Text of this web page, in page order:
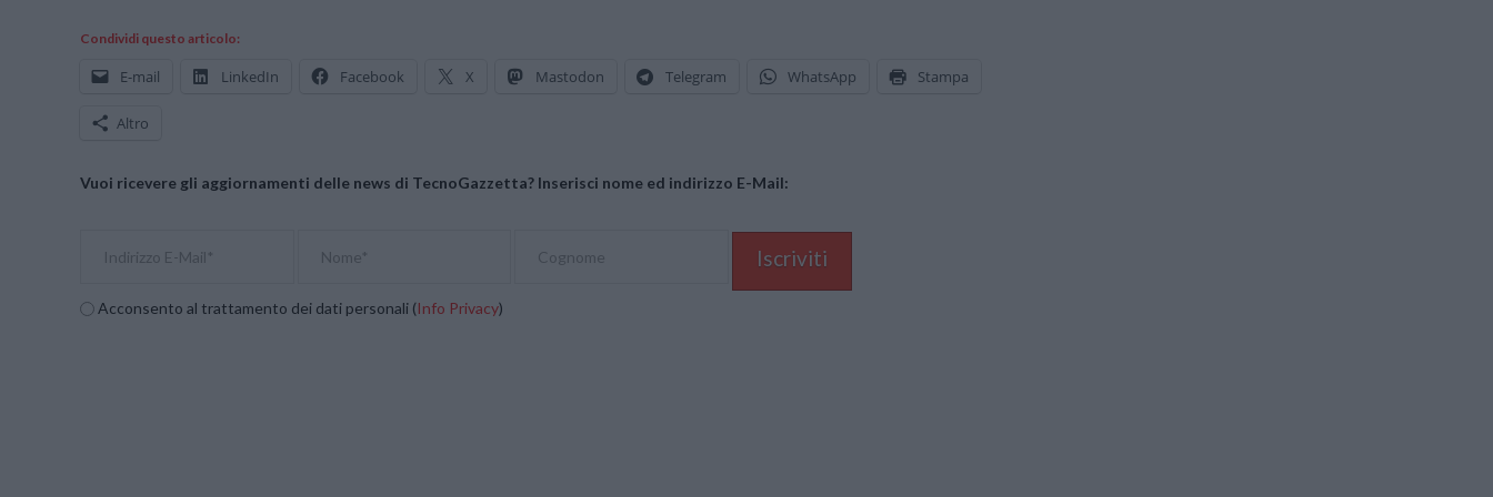
Condividi questo articolo:
E-mail LinkedIn Facebook X Mastodon Telegram WhatsApp Stampa
Altro
Vuoi ricevere gli aggiornamenti delle news di TecnoGazzetta? Inserisci nome ed indirizzo E-Mail:
Acconsento al trattamento dei dati personali (Info Privacy)